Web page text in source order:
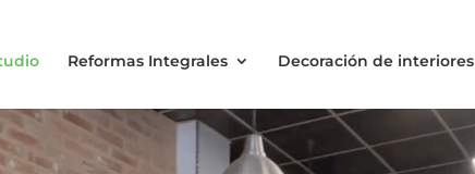
Reformas Integrales Decoración de interiores